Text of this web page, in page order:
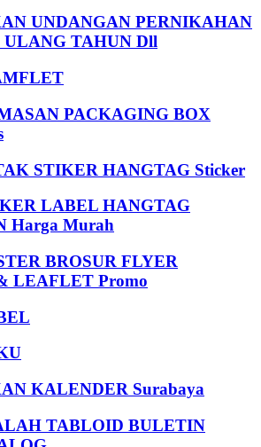
UNDANGAN PERNIKAHAN
TAHUN Dll
PACKAGING BOX
STIKER HANGTAG Sticker
LABEL HANGTAG
Harga Murah
BROSUR FLYER
LEAFLET Promo
KALENDER Surabaya
TABLOID BULETIN